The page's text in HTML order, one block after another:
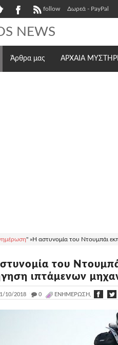
follow Δωρεά - PayPal
NEWS
Άρθρα μας ΑΡΧΑΙΑ
" »H αστυνομία του Ντουμπάι
του
ιπτάμενων
10/2018 _ 0 ΕΝΗΜΈΡΩΣΗ,